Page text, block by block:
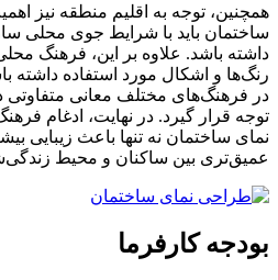
همچنین، توجه به اقلیم منطقه نیز
ساختمان باید با شرایط جوی محلی
داشته باشد. علاوه بر این، فرهنگ
رنگ‌ها و اشکال مورد استفاده
در فرهنگ‌های مختلف معانی متفاوتی
توجه قرار گیرد. در نهایت، ادغام
نمای ساختمان نه تنها باعث زیبایی
عمیق‌تری بین ساکنان و محیط
بودجه کارفرما